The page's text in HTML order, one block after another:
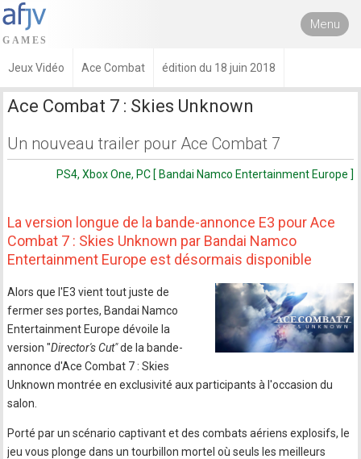
Menu
Jeux Vidéo Ace Combat édition du 18 juin 2018
Ace Combat 7 : Skies Unknown
Un nouveau trailer pour Ace Combat 7
PS4, Xbox One, PC [ Bandai Namco Entertainment Europe ]
La version longue de la bande-annonce E3 pour Ace
Combat 7 : Skies Unknown par Bandai Namco
Entertainment Europe est désormais disponible
Alors que l'E3 vient tout juste de
fermer ses portes, Bandai Namco
Entertainment Europe dévoile la
version "Director's Cut"de la bande-
annonce d'Ace Combat 7 : Skies
Unknown montrée en exclusivité aux participants à l'occasion du
salon.
Porté par un scénario captivant et des combats aériens explosifs, le
jeu vous plonge dans un tourbillon mortel où seuls les meilleurs